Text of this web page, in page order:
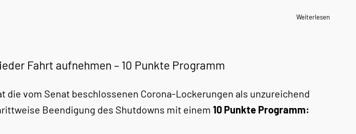
Weiterlesen
Fahrt aufnehmen – 10 Punkte Programm
die vom Senat beschlossenen Corona-Lockerungen als unzureichend
Beendigung des Shutdowns mit einem 10 Punkte Programm: